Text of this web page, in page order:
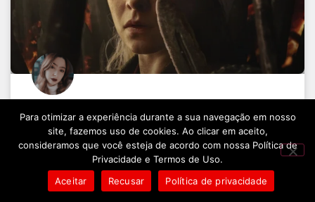
House of the Dragon: 3ª temporada
quebra uma tradição de Game of
Thrones
LEIA MAIS »
Para otimizar a experiência durante a sua navegação em nosso
site, fazemos uso de cookies. Ao clicar em aceito,
consideramos que você esteja de acordo com nossa Política de
Privacidade e Termos de Uso.
Aceitar
Recusar Política de privacidade